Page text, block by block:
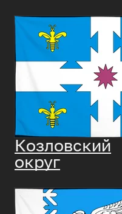
Козловский
округ